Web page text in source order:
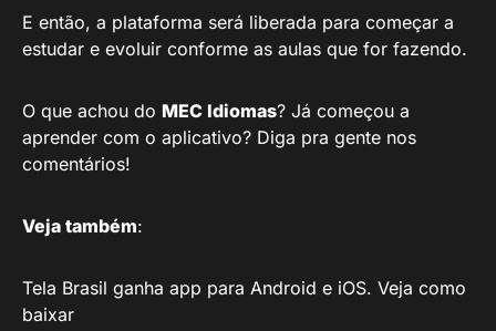
E então, a plataforma será liberada para começar a
estudar e evoluir conforme as aulas que for fazendo.
O que achou do MEC Idiomas? Já começou a
aprender com o aplicativo? Diga pra gente nos
comentários!
Veja também:
Tela Brasil ganha app para Android e iOS. Veja como
baixar